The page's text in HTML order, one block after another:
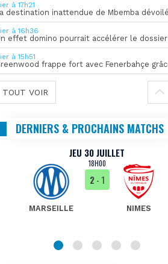
à 17h21
destination inattendue de Mbemba
à 16h36
effet domino pourrait accélérer le dossier
à 15h51
TOUT VOIR
DERNIERS & PROCHAINS MATCHS
JEU 30 JUILLET
18H00
MARSEILLE
2- 1
NIMES